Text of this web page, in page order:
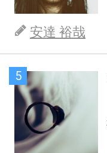
安達 裕哉
5